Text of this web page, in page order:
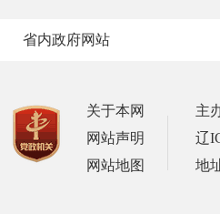
省内政府网站
关于本网
网站声明
网站地图
主
辽
地